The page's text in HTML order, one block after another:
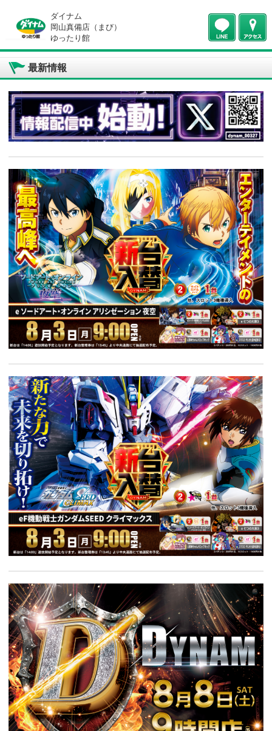
ダイナム
岡山真備店（まび）
ゆったり館
最新情報